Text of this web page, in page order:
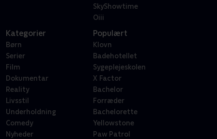
SkyShowtime
Oiii
Kategorier
Børn
Serier
Film
Dokumentar
Reality
Livsstil
Underholdning
Comedy
Nyheder
Populært
Klovn
Badehotellet
Sygeplejeskolen
X Factor
Bachelor
Forræder
Bachelorette
Yellowstone
Paw Patrol